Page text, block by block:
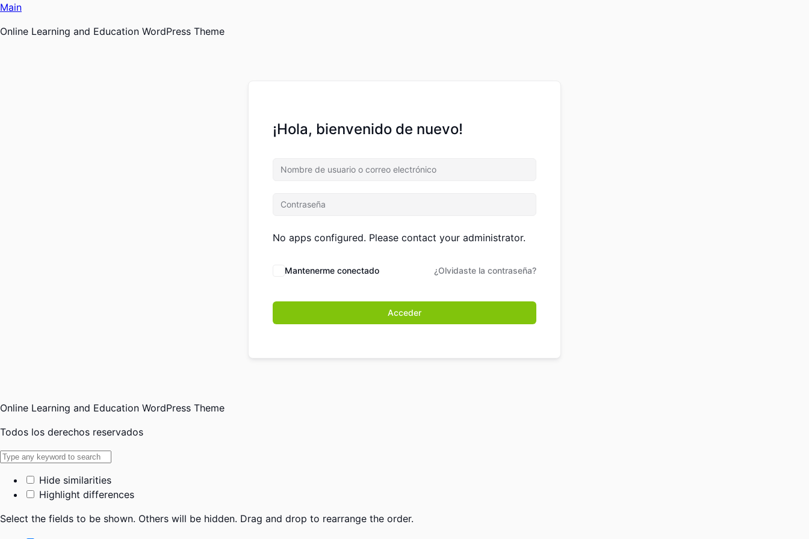
Ir
contenido
Main
Online Learning and Education WordPress Theme
¡Hola, bienvenido de nuevo!
No apps configured. Please contact your administrator.
Mantenerme conectado ¿Olvidaste la contraseña?
Acceder
Online Learning and Education WordPress Theme
Todos los derechos reservados
Hide similarities
Highlight differences
Select the fields to be shown. Others will be hidden. Drag and drop to rearrange the order.